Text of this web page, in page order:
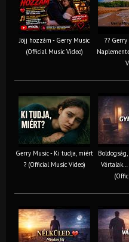
Jöjj hozzám - Gerry Music
(Official Music Video)
?? Gerry
Gerry Music - Ki tudja, miért
? (Official Music Video)